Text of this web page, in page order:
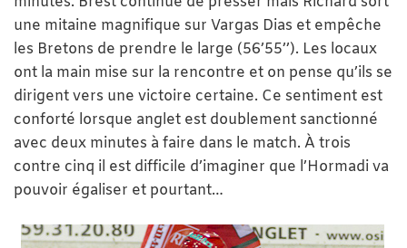
une mitaine magnifique sur Vargas Dias et empêche
les Bretons de prendre le large (56’55’’). Les locaux
ont la main mise sur la rencontre et on pense qu’ils se
dirigent vers une victoire certaine. Ce sentiment est
conforté lorsque anglet est doublement sanctionné
avec deux minutes à faire dans le match. À trois
contre cinq il est difficile d’imaginer que l’Hormadi va
pouvoir égaliser et pourtant…